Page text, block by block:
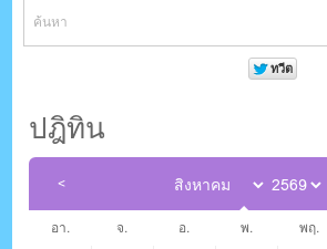
ปฎิทิน
อา. จ. อ. พ. พฤ.